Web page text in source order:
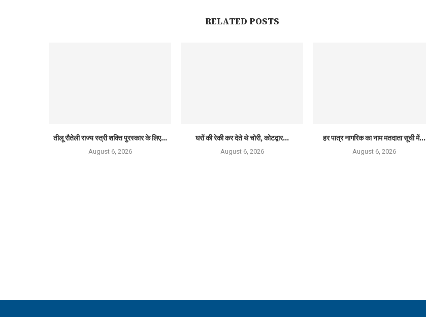
RELATED POSTS
तीलू रौतेली राज्य स्त्री शक्ति पुरस्कार के लिए...
August 6, 2026
घरों की रेकी कर देते थे चोरी, कोटद्वार...
August 6, 2026
हर पात्र नागरिक का नाम मतदाता सूची में...
August 6, 2026